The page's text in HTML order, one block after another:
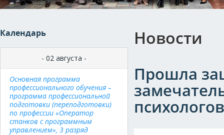
Календарь
- 02 августа -
Основная программа
профессионального обучения –
программа профессиональной
подготовки (переподготовки)
по профессии «Оператор
станков с программным
управлением», 3 разряд
Новости
Прошла
психологов